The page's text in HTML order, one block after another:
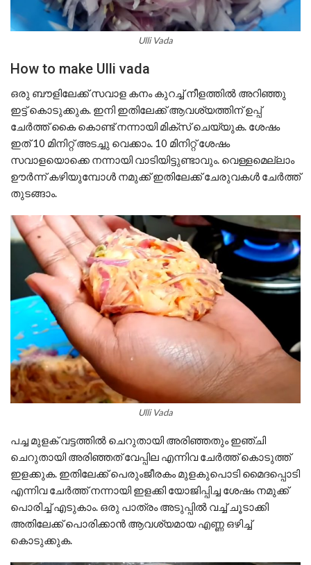
Ulli Vada
How to make Ulli vada
ഒരു ബൗളിലേക്ക് സവാള കനം കുറച്ച് നീളത്തിൽ അറിഞ്ഞു
ഇട്ട് കൊടുക്കുക. ഇനി ഇതിലേക്ക് ആവശ്യത്തിന് ഉപ്പ്
ചേർത്ത് കൈ കൊണ്ട് നന്നായി മിക്സ് ചെയ്യുക. ശേഷം
ഇത് 10 മിനിറ്റ് അടച്ചു വെക്കാം. 10 മിനിറ്റ് ശേഷം
സവാളയൊക്കെ നന്നായി വാടിയിട്ടുണ്ടാവും. വെള്ളമെല്ലാം
ഊർന്ന് കഴിയുമ്പോൾ നമുക്ക് ഇതിലേക്ക് ചേരുവകൾ ചേർത്ത്
തുടങ്ങാം.
Ulli Vada
പച്ച മുളക് വട്ടത്തിൽ ചെറുതായി അരിഞ്ഞതും ഇഞ്ചി
ചെറുതായി അരിഞ്ഞത് വേപ്പില എന്നിവ ചേർത്ത് കൊടുത്ത്
ഇളക്കുക. ഇതിലേക്ക് പെരുംജീരകം മുളകുപൊടി മൈദപ്പൊടി
എന്നിവ ചേർത്ത് നന്നായി ഇളക്കി യോജിപ്പിച്ച ശേഷം നമുക്ക്
പൊരിച്ച് എടുകാം. ഒരു പാത്രം അടുപ്പിൽ വച്ച് ചൂടാക്കി
അതിലേക്ക് പൊരിക്കാൻ ആവശ്യമായ എണ്ണ ഒഴിച്ച്
കൊടുക്കുക.